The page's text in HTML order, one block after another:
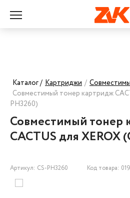
Каталог / Картриджи /
Совместимый тонер картридж
PH3260)
Совместимый тонер
CACTUS для XEROX
Артикул: CS-PH3260 Код товара: